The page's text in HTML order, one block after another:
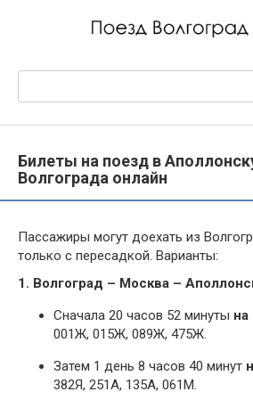
Билеты на поезд в
Волгограда онлайн
Пассажиры могут доехать из
только с пересадкой. Варианты:
1. Волгоград – Москва –
Сначала 20 часов 52 минуты на
001Ж, 015Ж, 089Ж, 475Ж.
Затем 1 день 8 часов 40 минут
382Я, 251А, 135А, 061М.